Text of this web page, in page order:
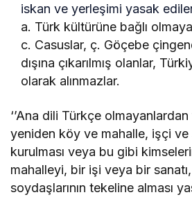
iskan ve yerleşimi yasak
a. Türk kültürüne bağlı
c. Casuslar, ç. Göçebe
dışına çıkarılmış olanlar,
olarak alınmazlar.
‘’Ana dili Türkçe
yeniden köy ve mahalle, işçi ve
kurulması veya bu gibi
mahalleyi, bir işi veya bir
soydaşlarının tekeline alması